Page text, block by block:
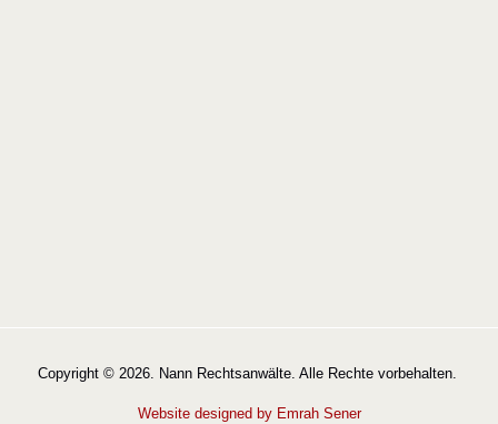
Copyright © 2026. Nann Rechtsanwälte. Alle Rechte vorbehalten.
Website designed by Emrah Sener